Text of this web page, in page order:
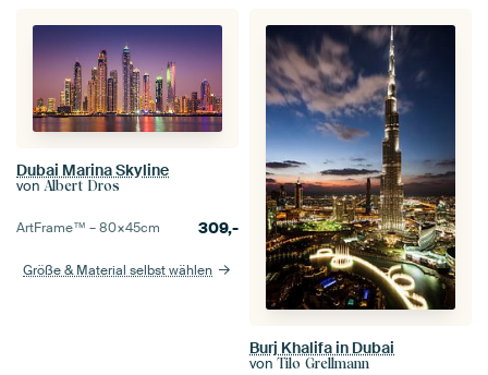
Dubai Marina Skyline
von Albert Dros
ArtFrame™ –80×45cm 309,-
Größe & Material selbst wählen
Burj Khalifa in Dubai
von Tilo Grellmann